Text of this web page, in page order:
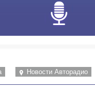
Новости Авторадио